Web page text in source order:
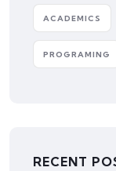
ACADEMICS
PROGRAMING
RECENT